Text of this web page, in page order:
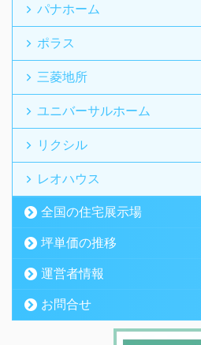
パナホーム
ポラス
三菱地所
ユニバーサルホーム
リクシル
レオハウス
全国の住宅展示場
坪単価の推移
運営者情報
お問合せ